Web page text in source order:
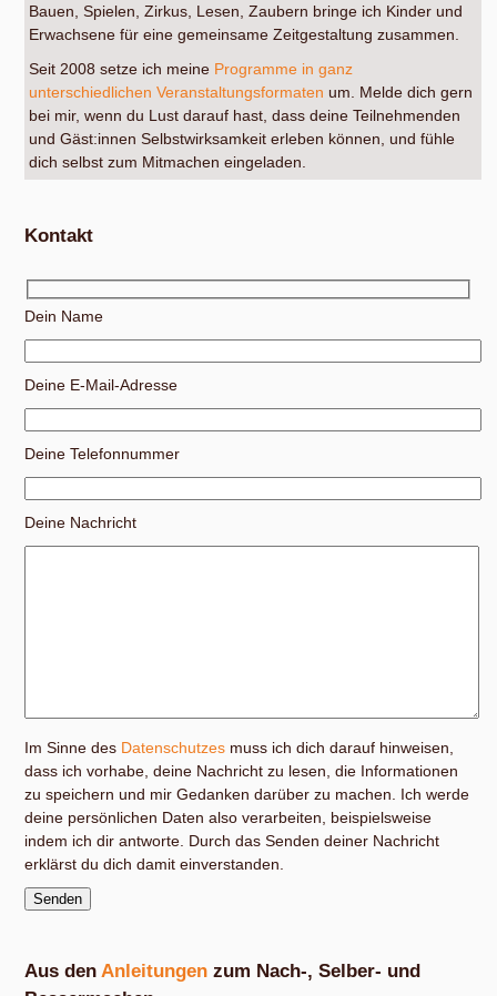
Bauen, Spielen, Zirkus, Lesen, Zaubern bringe ich Kinder und
Erwachsene für eine gemeinsame Zeitgestaltung zusammen.
Seit 2008 setze ich meine Programme in ganz
unterschiedlichen Veranstaltungsformaten um. Melde dich gern
bei mir, wenn du Lust darauf hast, dass deine Teilnehmenden
und Gäst:innen Selbstwirksamkeit erleben können, und fühle
dich selbst zum Mitmachen eingeladen.
Kontakt
Dein Name
Deine E-Mail-Adresse
Deine Telefonnummer
Deine Nachricht
Im Sinne des Datenschutzes muss ich dich darauf hinweisen,
dass ich vorhabe, deine Nachricht zu lesen, die Informationen
zu speichern und mir Gedanken darüber zu machen. Ich werde
deine persönlichen Daten also verarbeiten, beispielsweise
indem ich dir antworte. Durch das Senden deiner Nachricht
erklärst du dich damit einverstanden.
Aus denAnleitungen zum Nach-, Selber- und